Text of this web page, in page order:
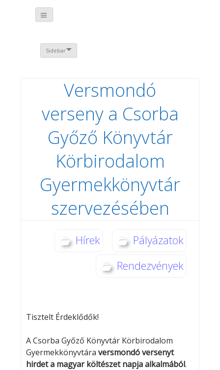
Sidebar
Versmondó
verseny a Csorba
Győző Könyvtár
Körbirodalom
Gyermekkönyvtár
szervezésében
Hírek
Pályázatok
Rendezvények
Tisztelt Érdeklődők!
A Csorba Győző Könyvtár Körbirodalom
Gyermekkönyvtára versmondó versenyt
hirdet a magyar költészet napja alkalmából.